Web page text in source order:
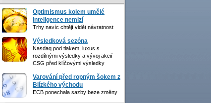
Optimismus kolem umělé
inteligence nemizí
Trhy navíc chtějí vidět návratnost
Výsledková sezóna
Nasdaq pod tlakem, luxus s
rozdílnými výsledky a vývoj akcií
CSG před klíčovými výsledky
Varování před ropným šokem z
Blízkého východu
ECB ponechala sazby beze změny